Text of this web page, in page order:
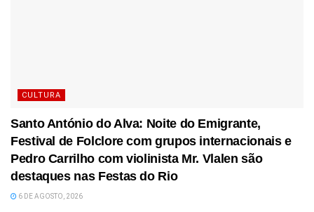
CULTURA
Santo António do Alva: Noite do Emigrante,
Festival de Folclore com grupos internacionais e
Pedro Carrilho com violinista Mr. Vlalen são
destaques nas Festas do Rio
6 DE AGOSTO, 2026